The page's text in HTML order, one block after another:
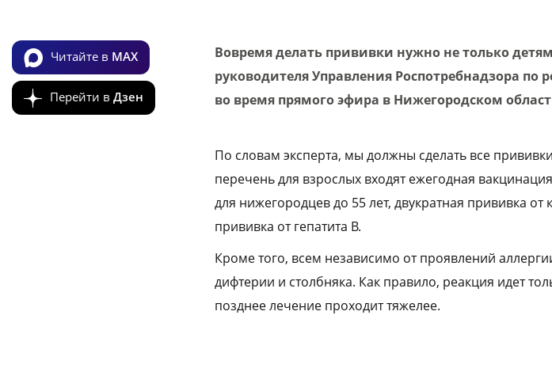
Читайте в MAX
Перейти в Дзен
Вовремя делать прививки нужно не только
руководителя Управления Роспотребнадзора
во время прямого эфира в Нижегородском
По словам эксперта, мы должны сделать все
перечень для взрослых входят ежегодная
для нижегородцев до 55 лет, двукратная прививка
прививка от гепатита В.
Кроме того, всем независимо от проявлений
дифтерии и столбняка. Как правило, реакция идет
позднее лечение проходит тяжелее.